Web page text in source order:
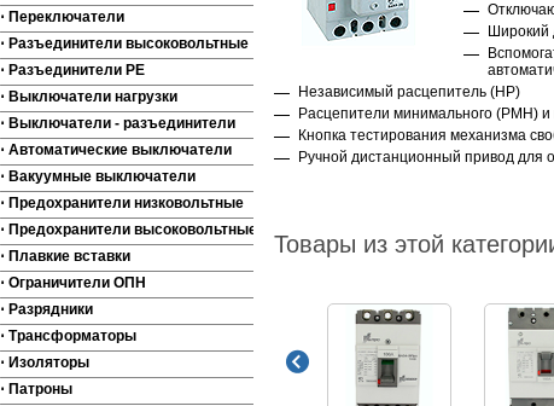
⋅ Переключатели
⋅ Разъединители высоковольтные
⋅ Разъединители РЕ
⋅ Выключатели нагрузки
⋅ Выключатели - разъединители
⋅ Автоматические выключатели
⋅ Вакуумные выключатели
⋅ Предохранители низковольтные
⋅ Предохранители высоковольтные
⋅ Плавкие вставки
⋅ Ограничители ОПН
⋅ Разрядники
⋅ Трансформаторы
⋅ Изоляторы
⋅ Патроны
Широкий
Независимый расцепитель (НР)
Расцепители минимального (PMН)
Кнопка тестирования механизма
Ручной дистанционный привод для
Товары из этой